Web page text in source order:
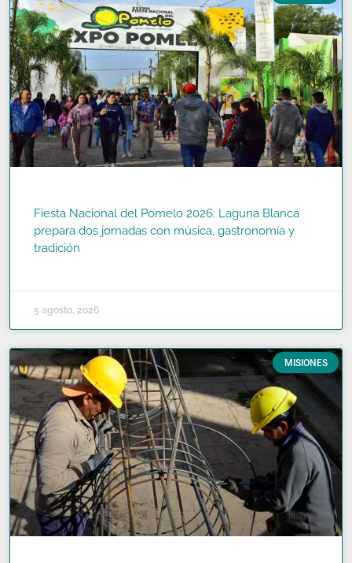
Fiesta Nacional del Pomelo 2026: Laguna Blanca
prepara dos jornadas con música, gastronomía y
tradición
5 agosto, 2026
MISIONES